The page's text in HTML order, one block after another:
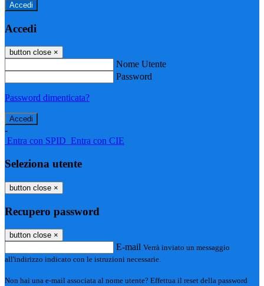
Accedi
Accedi
button close ×
Nome Utente
Password
Password dimenticata?
-
Entra con SPID Entra con CIE
Seleziona utente
button close ×
Recupero password
button close ×
E-mail Verrà inviato un messaggio
all'indirizzo indicato con le istruzioni necessarie.
Non hai una e-mail associata al nome utente? Effettua il reset della password